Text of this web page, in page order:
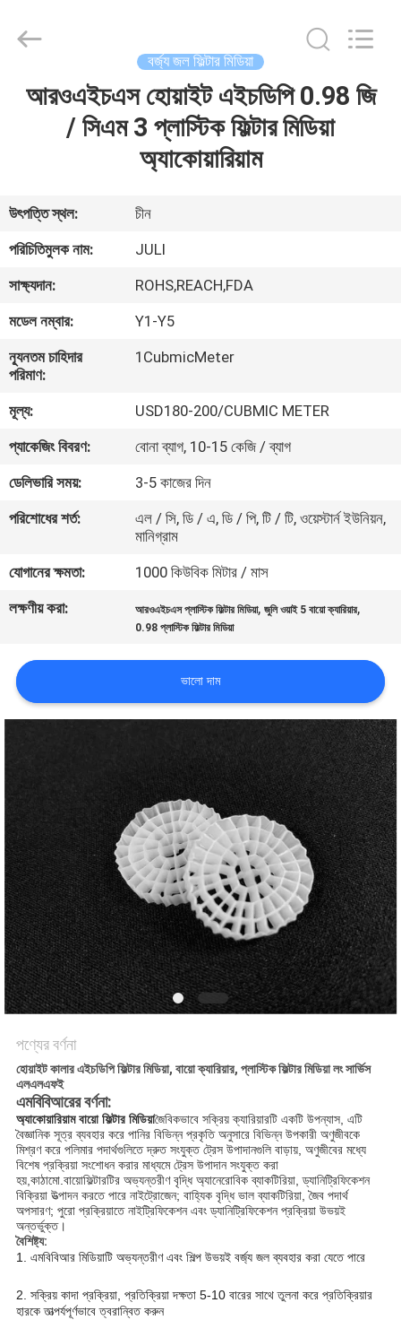
বাড়ি
আমাদের
সম্বন্ধে
কারখানা
পরিদর্শন
নিয়ন্ত্রণ
আমাদের
সাথে
একটি
অনুরোধ
করুন
গোপনীয়তা
নীতি
Rights
বর্জ্য জল ফিল্টার মিডিয়া
আরওএইচএস হোয়াইট এইচডিপি 0.98 জি
/ সিএম 3 প্লাস্টিক ফিল্টার মিডিয়া
অ্যাকোয়ারিয়াম
উৎপত্তি স্থল:
চীন
পরিচিতিমুলক নাম:
JULI
সাক্ষ্যদান:
ROHS,REACH,FDA
মডেল নম্বার:
Y1-Y5
ন্যূনতম চাহিদার
পরিমাণ:
1CubmicMeter
মূল্য:
USD180-200/CUBMIC METER
প্যাকেজিং বিবরণ:
বোনা ব্যাগ, 10-15 কেজি / ব্যাগ
ডেলিভারি সময়:
3-5 কাজের দিন
পরিশোধের শর্ত:
এল / সি, ডি / এ, ডি / পি, টি / টি, ওয়েস্টার্ন ইউনিয়ন,
মানিগ্রাম
যোগানের ক্ষমতা:
1000 কিউবিক মিটার / মাস
লক্ষণীয় করা:
আরওএইচএস প্লাস্টিক ফিল্টার মিডিয়া,জুলি ওয়াই 5 বায়ো ক্যারিয়ার,
0.98 প্লাস্টিক ফিল্টার মিডিয়া
ভালো দাম
পণ্যের বর্ণনা
হোয়াইট কালার এইচডিপি ফিল্টার মিডিয়া, বায়ো ক্যারিয়ার, প্লাস্টিক ফিল্টার মিডিয়া লং সার্ভিস
এলএলএফই
এমবিবিআরের বর্ণনা:
অ্যাকোয়ারিয়াম বায়ো ফিল্টার মিডিয়াজৈবিকভাবে সক্রিয় ক্যারিয়ারটি একটি উপন্যাস, এটি
বৈজ্ঞানিক সূত্র ব্যবহার করে পানির বিভিন্ন প্রকৃতি অনুসারে বিভিন্ন উপকারী অণুজীবকে
মিশ্রণ করে পলিমার পদার্থগুলিতে দ্রুত সংযুক্ত ট্রেস উপাদানগুলি বাড়ায়, অণুজীবের মধ্যে
বিশেষ প্রক্রিয়া সংশোধন করার মাধ্যমে ট্রেস উপাদান সংযুক্ত করা
হয়,কাঠামো.বায়োফিল্টারটির অভ্যন্তরীণ বৃদ্ধি অ্যানেরোবিক ব্যাকটিরিয়া, ড্যানিট্রিফিকেশন
বিক্রিয়া উত্পাদন করতে পারে নাইট্রোজেন; বাহ্যিক বৃদ্ধি ভাল ব্যাকটিরিয়া, জৈব পদার্থ
অপসারণ; পুরো প্রক্রিয়াতে নাইট্রিফিকেশন এবং ড্যানিট্রিফিকেশন প্রক্রিয়া উভয়ই
অন্তর্ভুক্ত।
বৈশিষ্ট্য:
1. এমবিবিআর মিডিয়াটি অভ্যন্তরীণ এবং শিল্প উভয়ই বর্জ্য জল ব্যবহার করা যেতে পারে
2. সক্রিয় কাদা প্রক্রিয়া, প্রতিক্রিয়া দক্ষতা 5-10 বারের সাথে তুলনা করে প্রতিক্রিয়ার
হারকে তাত্পর্যপূর্ণভাবে ত্বরান্বিত করুন